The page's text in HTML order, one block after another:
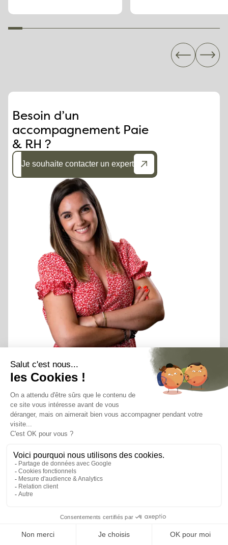
Besoin d’un
accompagnement Paie
& RH ?
Je souhaite contacter un expert
“ On n’améliore pas ce
qu’on ne mesure pas ”